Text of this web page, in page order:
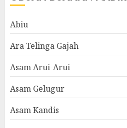
Abiu
Ara Telinga Gajah
Asam Arui-Arui
Asam Gelugur
Asam Kandis